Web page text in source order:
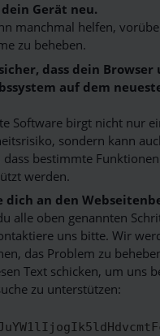
Gerät neu.
manchmal helfen,
zu beheben.
dass dein Browser
auf dem
Software birgt nicht nur
sondern kann
dass bestimmte
werden.
dich an den
alle oben genannten
uns bitte. Wir
das Problem zu
Text schicken, um uns
zu unterstützen: